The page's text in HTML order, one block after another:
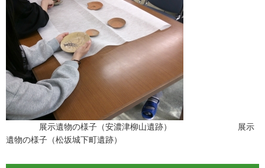
展示遺物の様子（安濃津柳山遺跡） 展示
遺物の様子（松坂城下町遺跡）